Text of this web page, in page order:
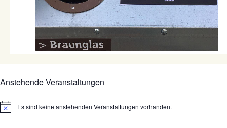
Anstehende Veranstaltungen
HinweisEs sind keine anstehenden Veranstaltungen vorhanden.